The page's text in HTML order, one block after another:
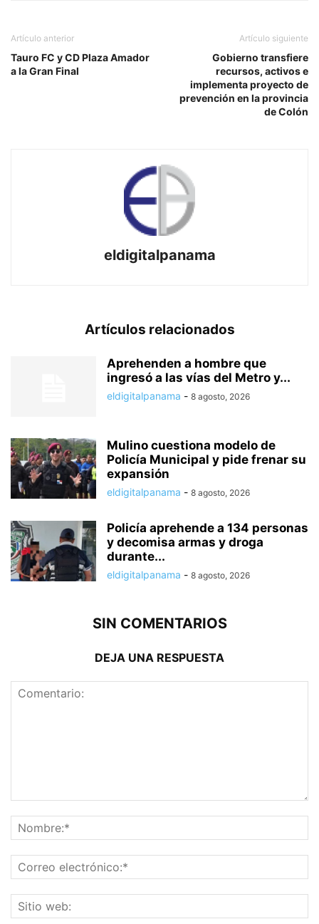
Artículo anterior
Tauro FC y CD Plaza Amador
a la Gran Final
Artículo siguiente
Gobierno transfiere
recursos, activos e
implementa proyecto de
prevención en la provincia
de Colón
eldigitalpanama
Artículos relacionados
Aprehenden a hombre que
ingresó a las vías del Metro y...
eldigitalpanama - 8 agosto, 2026
Mulino cuestiona modelo de
Policía Municipal y pide frenar su
expansión
eldigitalpanama - 8 agosto, 2026
Policía aprehende a 134 personas
y decomisa armas y droga
durante...
eldigitalpanama - 8 agosto, 2026
SIN COMENTARIOS
DEJA UNA RESPUESTA